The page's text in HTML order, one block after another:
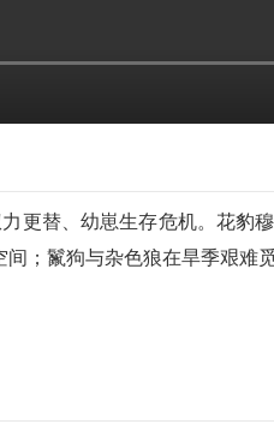
更替、幼崽生存危机。花豹
；鬣狗与杂色狼在旱季艰难